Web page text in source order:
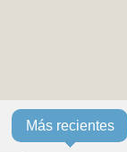
Más recientes